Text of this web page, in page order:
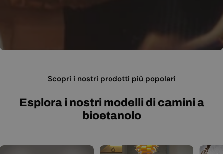
Scopri i nostri prodotti più popolari
Esplora i nostri modelli di camini a
bioetanolo